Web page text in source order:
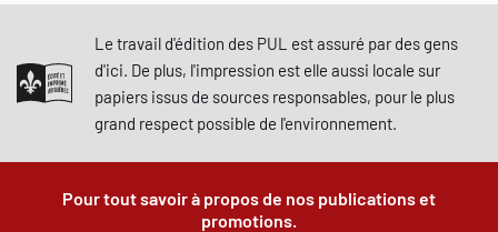
Le travail d'édition des PUL est assuré par des gens
d'ici. De plus, l'impression est elle aussi locale sur
papiers issus de sources responsables, pour le plus
grand respect possible de l'environnement.
Pour tout savoir à propos de nos publications et
promotions.